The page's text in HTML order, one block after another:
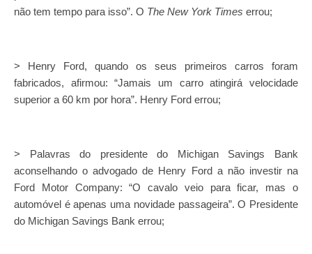
não tem tempo para isso”. O The New York Times errou;
> Henry Ford, quando os seus primeiros carros foram
fabricados, afirmou: “Jamais um carro atingirá velocidade
superior a 60 km por hora”. Henry Ford errou;
> Palavras do presidente do Michigan Savings Bank
aconselhando o advogado de Henry Ford a não investir na
Ford Motor Company: “O cavalo veio para ficar, mas o
automóvel é apenas uma novidade passageira”. O Presidente
do Michigan Savings Bank errou;